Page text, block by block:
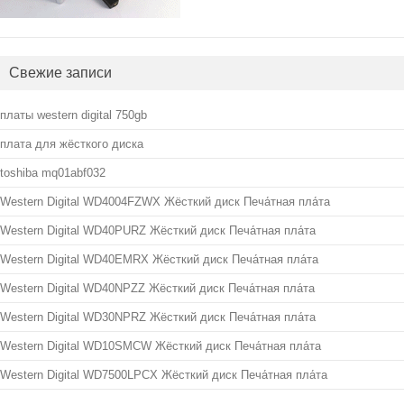
Свежие записи
платы western digital 750gb
плата для жёсткого диска
toshiba mq01abf032
Western Digital WD4004FZWX Жёсткий диск Печа́тная пла́та
Western Digital WD40PURZ Жёсткий диск Печа́тная пла́та
Western Digital WD40EMRX Жёсткий диск Печа́тная пла́та
Western Digital WD40NPZZ Жёсткий диск Печа́тная пла́та
Western Digital WD30NPRZ Жёсткий диск Печа́тная пла́та
Western Digital WD10SMCW Жёсткий диск Печа́тная пла́та
Western Digital WD7500LPCX Жёсткий диск Печа́тная пла́та